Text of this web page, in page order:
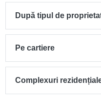
După tipul de
Pe cartiere
Complexuri